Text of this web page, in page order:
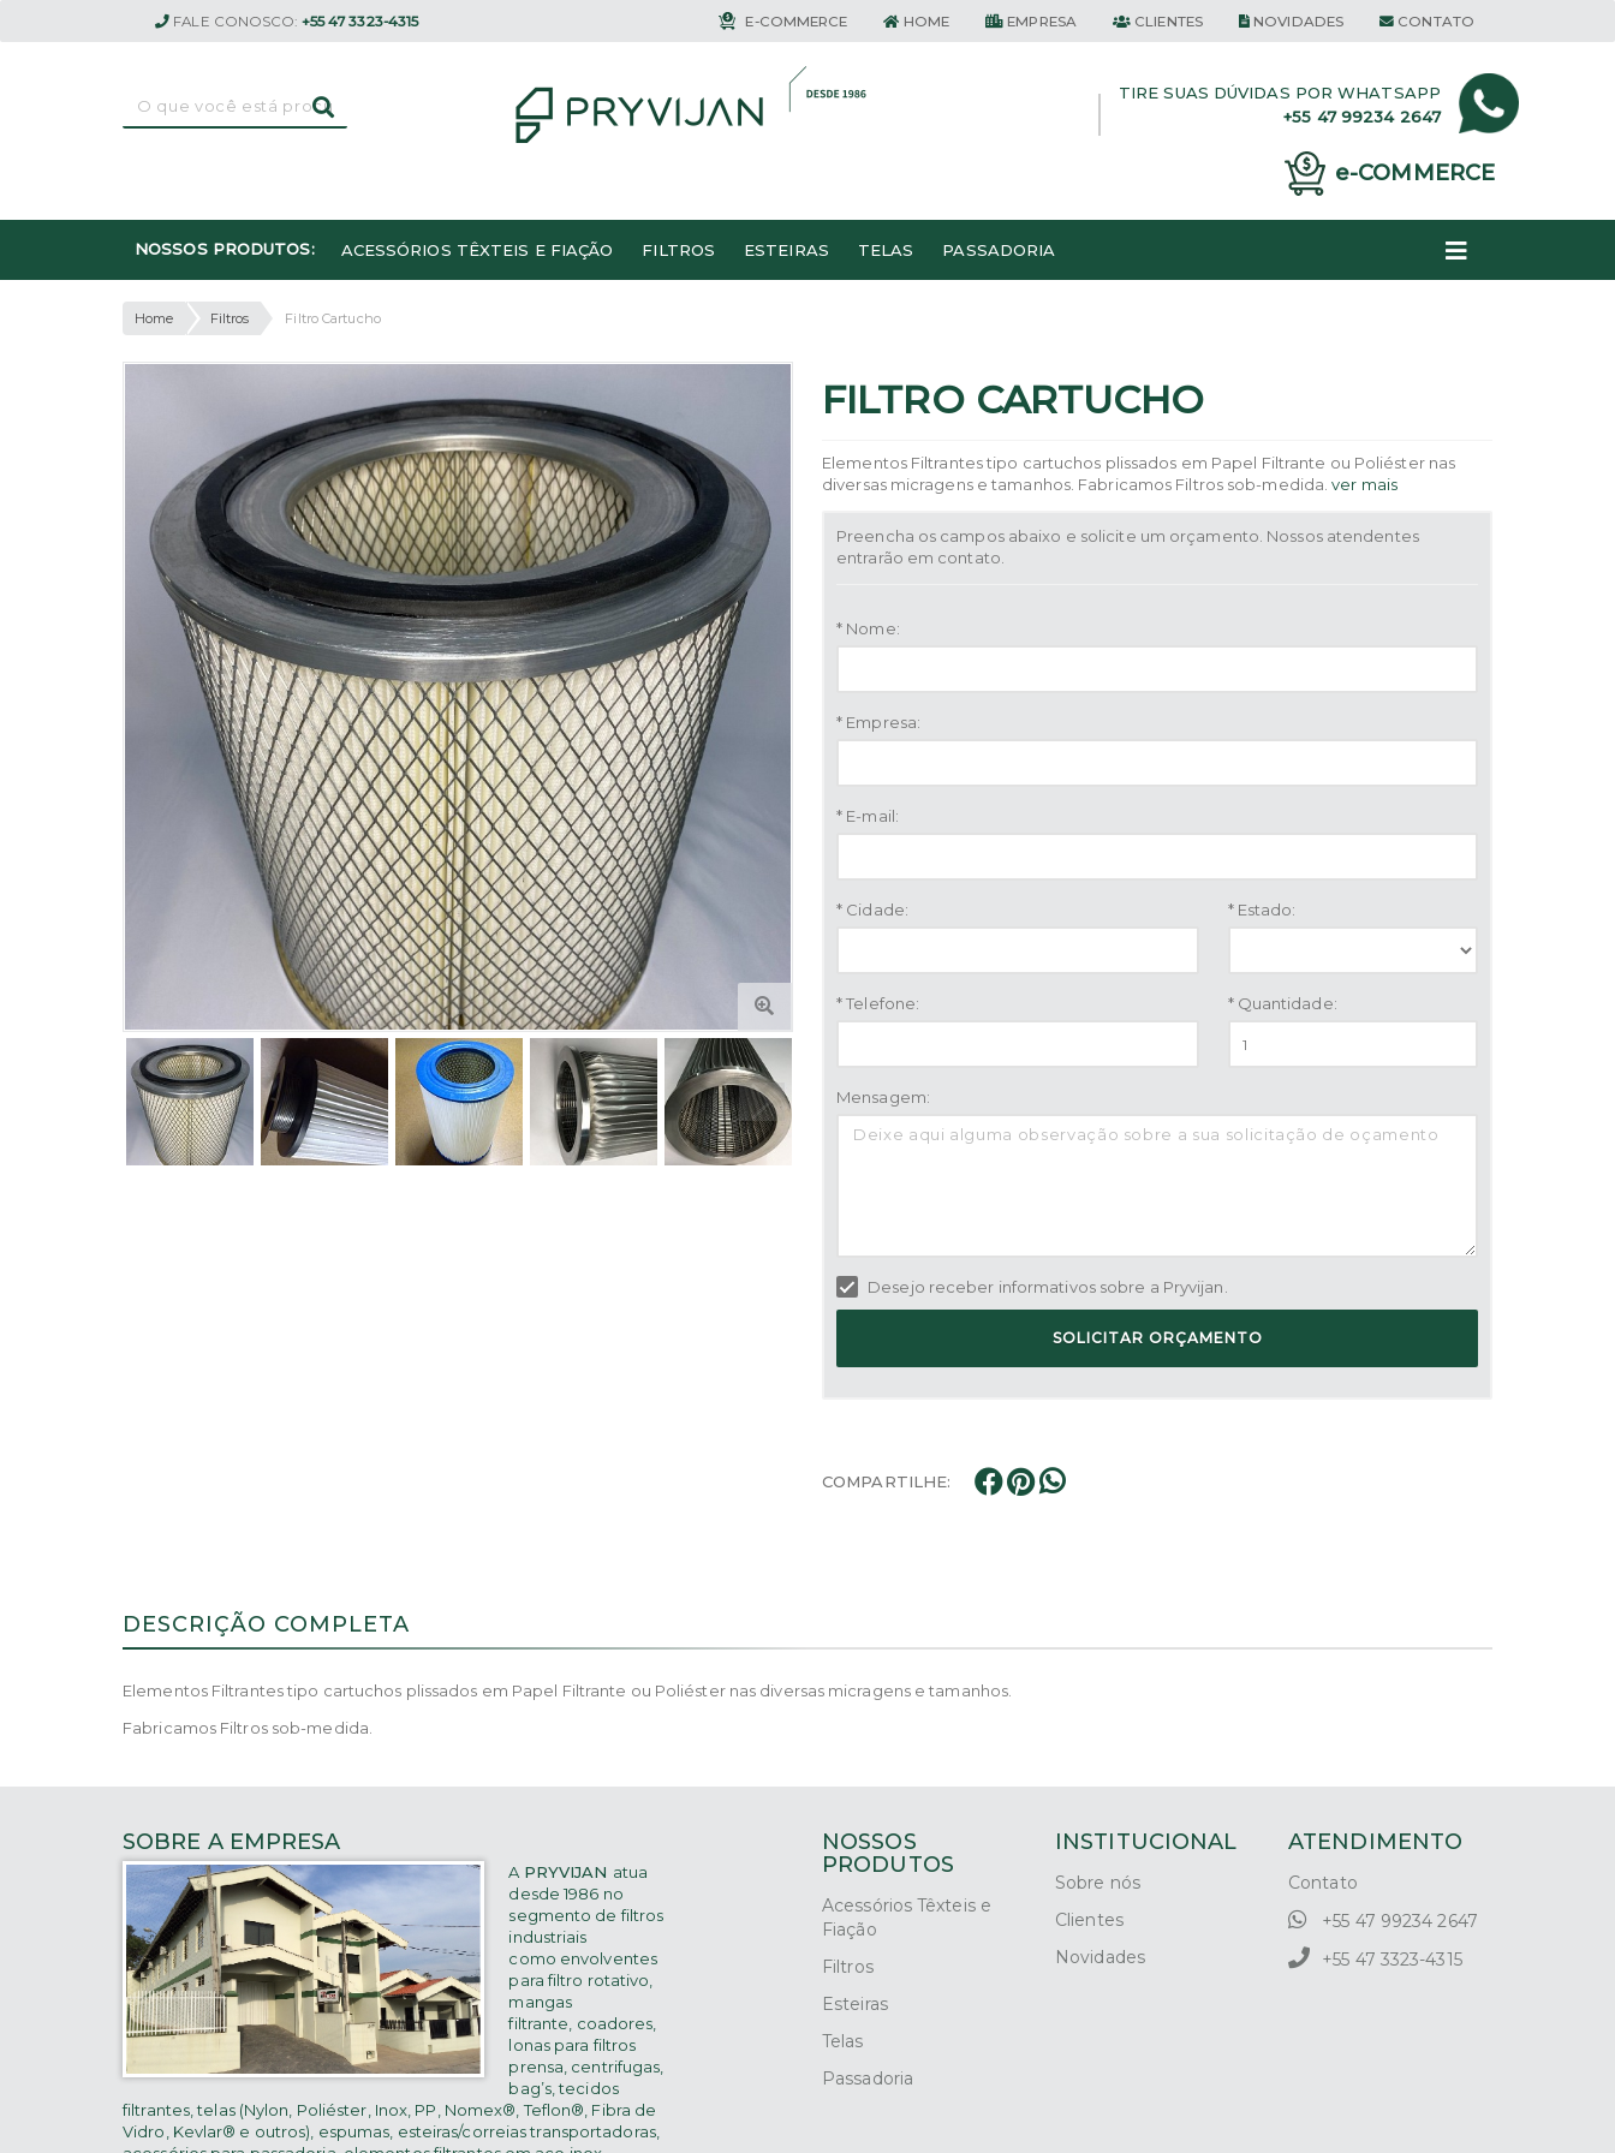
FALE CONOSCO: +55 47 3323-4315 E-COMMERCE HOME EMPRESA CLIENTES NOVIDADES CONTATO
TIRE SUAS DÚVIDAS POR WHATSAPP
+55 47 99234 2647
e-COMMERCE
NOSSOS PRODUTOS: ACESSÓRIOS TÊXTEIS E FIAÇÃO FILTROS ESTEIRAS TELAS PASSADORIA
Home Filtros Filtro Cartucho
FILTRO CARTUCHO
Elementos Filtrantes tipo cartuchos plissados em Papel Filtrante ou Poliéster nas
diversas micragens e tamanhos. Fabricamos Filtros sob-medida. ver mais
Preencha os campos abaixo e solicite um orçamento. Nossos atendentes
entrarão em contato.
* Nome:
* Empresa:
* E-mail:
* Cidade: * Estado:
* Telefone: * Quantidade:
Mensagem:
Desejo receber informativos sobre a Pryvijan.
SOLICITAR ORÇAMENTO
COMPARTILHE:
DESCRIÇÃO COMPLETA
Elementos Filtrantes tipo cartuchos plissados em Papel Filtrante ou Poliéster nas diversas micragens e tamanhos.
Fabricamos Filtros sob-medida.
SOBRE A EMPRESA
A PRYVIJAN atua
desde 1986 no
segmento de filtros
industriais
como envolventes
para filtro rotativo,
mangas
filtrante, coadores,
lonas para filtros
prensa, centrifugas,
bag’s, tecidos
filtrantes, telas (Nylon, Poliéster, Inox, PP, Nomex®, Teflon®, Fibra de
Vidro, Kevlar® e outros), espumas, esteiras/correias transportadoras,
NOSSOS
PRODUTOS
Acessórios Têxteis e
Fiação
Filtros
Esteiras
Telas
Passadoria
INSTITUCIONAL
Sobre nós
Clientes
Novidades
ATENDIMENTO
Contato
+55 47 99234 2647
+55 47 3323-4315